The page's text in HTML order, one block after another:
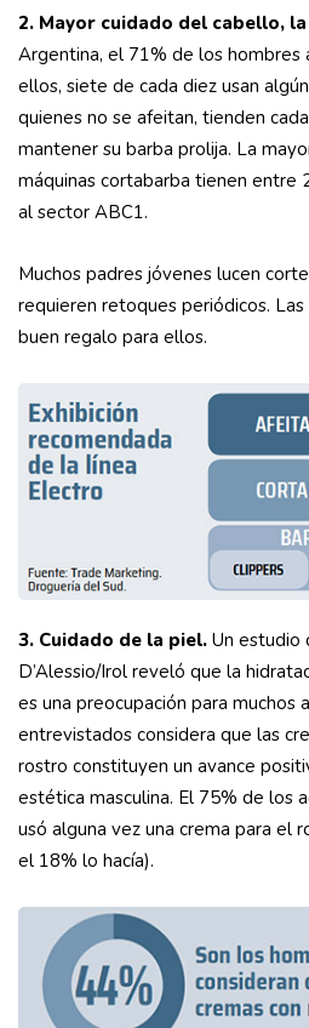
2. Mayor cuidado del cabello,
Argentina, el 71% de los hombres
ellos, siete de cada diez usan algún
quienes no se afeitan, tienden
mantener su barba prolija. La
máquinas cortabarba tienen entre
al sector ABC1.
Muchos padres jóvenes lucen
requieren retoques periódicos.
buen regalo para ellos.
3. Cuidado de la piel. Un estudio
D’Alessio/Irol reveló que la
es una preocupación para muchos
entrevistados considera que las
rostro constituyen un avance
estética masculina. El 75% de los
usó alguna vez una crema para el
el 18% lo hacía).